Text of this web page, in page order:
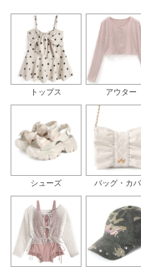
トップス アウター
シューズ バッグ・カ